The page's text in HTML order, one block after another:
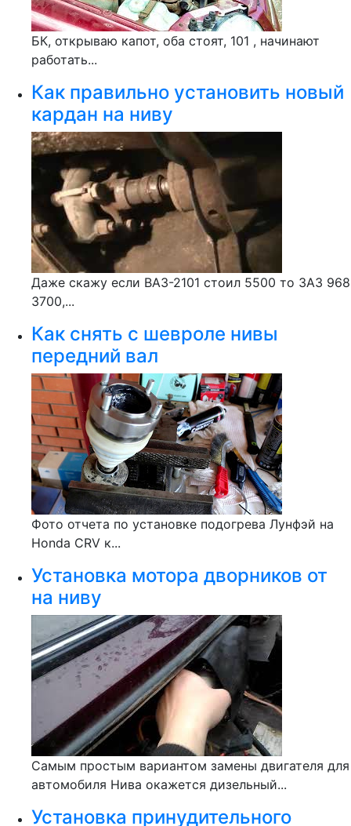
БК, открываю капот, оба стоят, 101 , начинают
работать...
Как правильно установить новый
кардан на ниву
Даже скажу если ВАЗ-2101 стоил 5500 то ЗАЗ 968
3700,...
Как снять с шевроле нивы
передний вал
Фото отчета по установке подогрева Лунфэй на
Honda CRV к...
Установка мотора дворников от
на ниву
Самым простым вариантом замены двигателя для
автомобиля Нива окажется дизельный...
Установка принудительного